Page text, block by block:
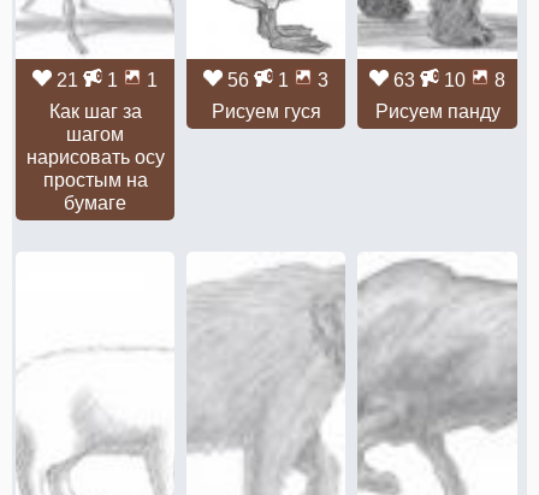
21 1
1
Как шаг за
шагом
нарисовать осу
простым на
бумаге
56 1
3
Рисуем гуся
63 10
8
Рисуем панду